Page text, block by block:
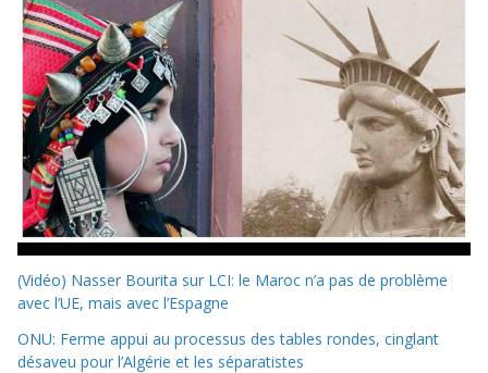
(Vidéo) Nasser Bourita sur LCI: le Maroc n’a pas de problème
avec l’UE, mais avec l’Espagne
ONU: Ferme appui au processus des tables rondes, cinglant
désaveu pour l’Algérie et les séparatistes